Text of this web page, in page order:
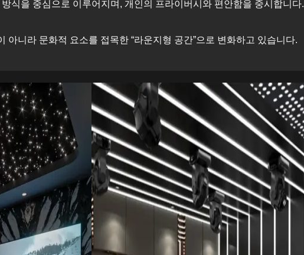
식을 중심으로 이루어지며, 개인의 프라이버시와 편안함을 중시합니다.
아니라 문화적 요소를 접목한 “라운지형 공간”으로 변화하고 있습니다.